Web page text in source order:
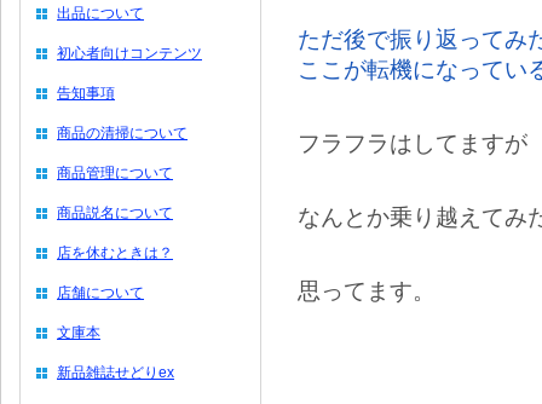
ただ後で振り返ってみ
ここが転機になってい
フラフラはしてますが
なんとか乗り越えてみ
思ってます。
出品について
初心者向けコンテンツ
告知事項
商品の清掃について
商品管理について
商品説名について
店を休むときは？
店舗について
文庫本
新品雑誌せどりex